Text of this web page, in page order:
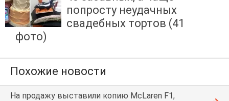
попросту неудачных
свадебных тортов (41
фото)
Похожие новости
На продажу выставили копию McLaren F1,